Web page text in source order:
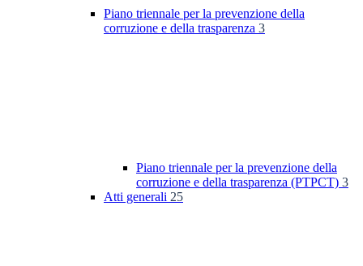
Piano triennale per la prevenzione della
corruzione e della trasparenza 3
Piano triennale per la prevenzione della
corruzione e della trasparenza (PTPCT) 3
Atti generali 25